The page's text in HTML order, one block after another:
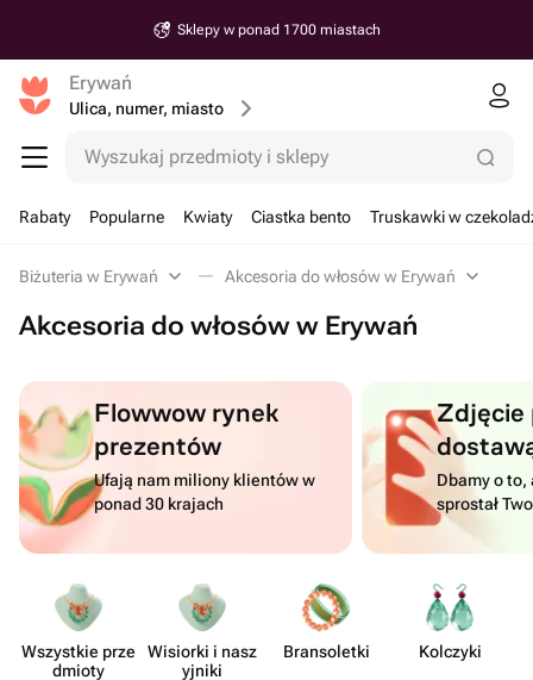
Sklepy w ponad 1700 miastach
Erywań
Ulica, numer, miasto
Wyszukaj przedmioty i sklepy
Rabaty Popularne Kwiaty Ciastka bento Truskawki w
Biżuteria w Erywań Akcesoria do włosów w Erywań
Akcesoria do włosów w Erywań
Flowwow rynek
prezentów
Ufają nam miliony klientów w
ponad 30 krajach
Dbamy o to,
sprostał
Wszystkie prze​
dmioty
Wisiorki i nasz​
yjniki
Brans​oletki Kolczyki